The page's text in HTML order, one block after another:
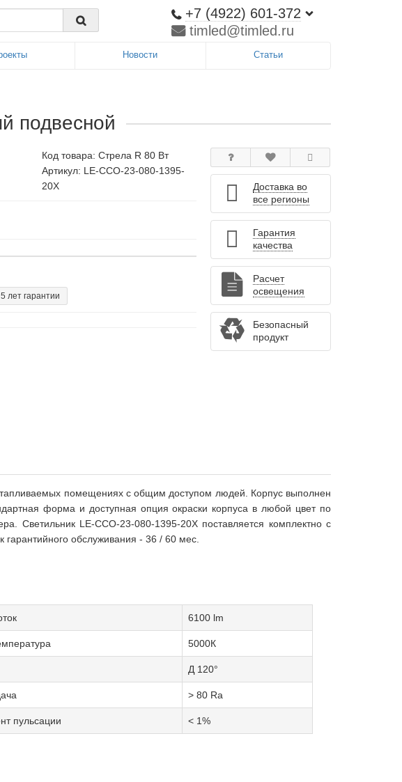
+7 (4922) 601-372
timled@timled.ru
Новости Статьи
подвесной
Код товара: Стрела R 80 Вт
Артикул: LE-ССО-23-080-1395-
20Х
5 лет гарантии
Доставка во
все регионы
Гарантия
качества
Расчет
освещения
Безопасный
продукт
помещениях с общим доступом людей. Корпус выполнен
форма и доступная опция окраски корпуса в любой цвет по
Светильник LE-ССО-23-080-1395-20Х поставляется комплектно с
обслуживания - 36 / 60 мес.
6100 lm
5000К
Д 120°
> 80 Ra
пульсации < 1%